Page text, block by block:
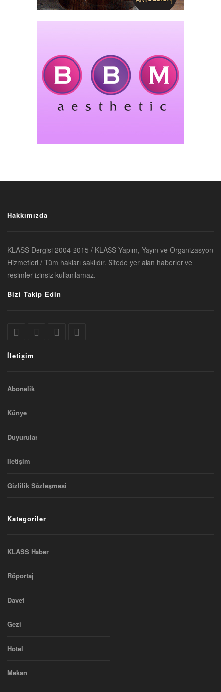
Hakkımızda
KLASS Dergisi 2004-2015 / KLASS Yapım, Yayın ve Organizasyon
Hizmetleri / Tüm hakları saklıdır. Sitede yer alan haberler ve
resimler izinsiz kullanılamaz.
Bizi Takip Edin
İletişim
Abonelik
Künye
Duyurular
Iletişim
Gizlilik Sözleşmesi
Kategoriler
KLASS Haber
Röportaj
Davet
Gezi
Hotel
Mekan